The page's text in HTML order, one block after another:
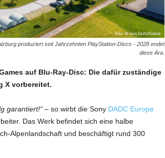
produziert seit Jahrzehnten PlayStation-Discs - 2028 endet
diese Ära.
auf Blu-Ray-Disc: Die dafür zuständige
X vorbereitet.
garantiert!“– so wirbt die Sony DADC Europe
Das Werk befindet sich eine halbe
Alpenlandschaft und beschäftigt rund 300